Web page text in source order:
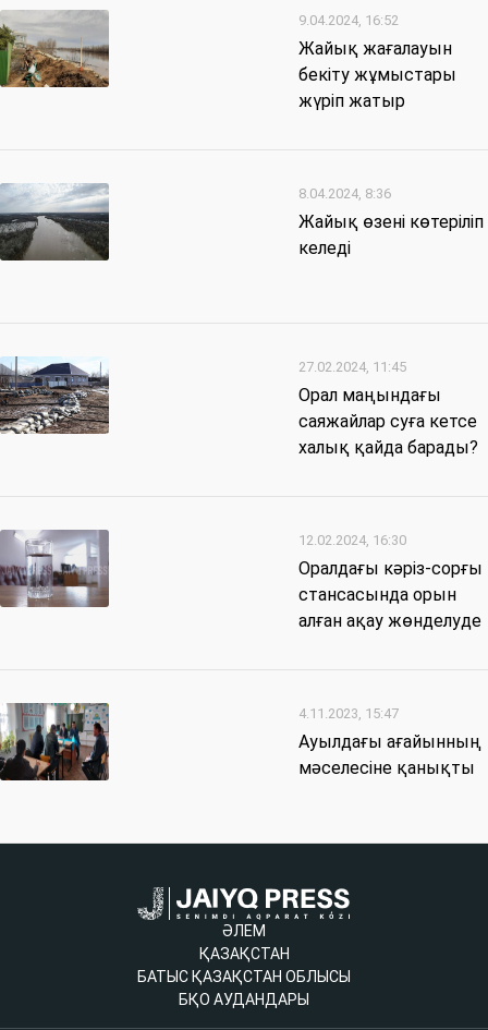
9.04.2024, 16:52
Жайық жағалауын
бекіту жұмыстары
жүріп жатыр
8.04.2024, 8:36
Жайық өзені көтеріліп
келеді
27.02.2024, 11:45
Орал маңындағы
саяжайлар суға кетсе
халық қайда барады?
12.02.2024, 16:30
Оралдағы кәріз-сорғы
стансасында орын
алған ақау жөнделуде
4.11.2023, 15:47
Ауылдағы ағайынның
мәселесіне қанықты
ӘЛЕМ
ҚАЗАҚСТАН
БАТЫС ҚАЗАҚСТАН ОБЛЫСЫ
БҚО АУДАНДАРЫ